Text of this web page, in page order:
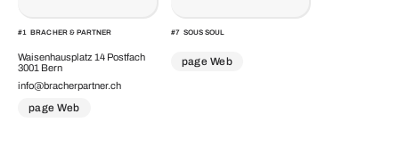
#1 BRACHER & PARTNER
Waisenhausplatz 14 Postfach
3001 Bern
info@bracherpartner.ch
page Web
#7 SOUS SOUL
page Web